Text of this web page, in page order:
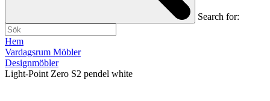
Search for:
Hem
Vardagsrum Möbler
Designmöbler
Light-Point Zero S2 pendel white